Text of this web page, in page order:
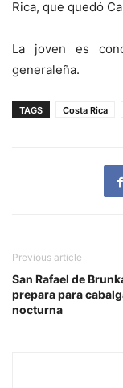
Rica, que quedó
La joven es
generaleña.
TAGS Costa Rica
Previous article
San Rafael de
prepara para
nocturna